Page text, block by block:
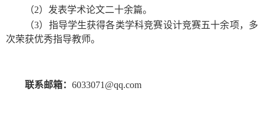
（2）发表学术论文二十余篇。
（3）指导学生获得各类学科竞赛设计竞赛五十余项，多
次荣获优秀指导教师。
联系邮箱： 6033071@qq.com